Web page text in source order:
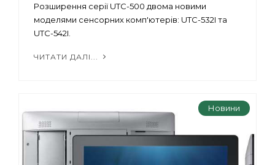
Розширення серії UTC-500 двома новими
моделями сенсорних комп'ютерів: UTC-532I та
UTC-542I.
ЧИТАТИ ДАЛІ...
Новини